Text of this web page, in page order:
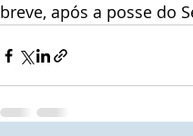
breve, após a posse do